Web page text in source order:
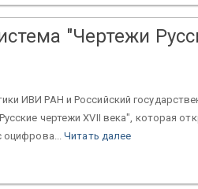
"Чертежи
ИВИ РАН и Российский
чертежи XVII века", которая
оцифрова...Читать далее